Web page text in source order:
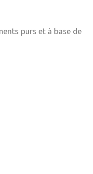
purs et à base de